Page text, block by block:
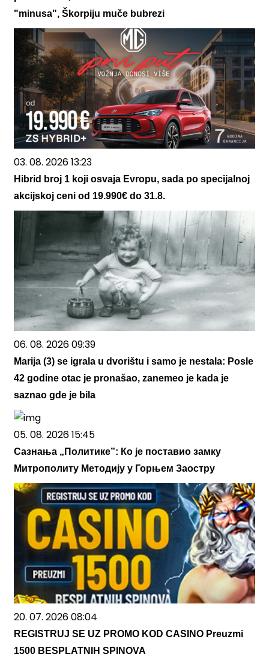
"minusa", Škorpiju muče bubrezi
03. 08. 2026 13:23
Hibrid broj 1 koji osvaja Evropu, sada po specijalnoj
akcijskoj ceni od 19.990€ do 31.8.
06. 08. 2026 09:39
Marija (3) se igrala u dvorištu i samo je nestala: Posle
42 godine otac je pronašao, zanemeo je kada je
saznao gde je bila
05. 08. 2026 15:45
Сазнања „Политике”: Ко је поставио замку
Митрополиту Методију у Горњем Заостру
20. 07. 2026 08:04
REGISTRUJ SE UZ PROMO KOD CASINO Preuzmi
1500 BESPLATNIH SPINOVA